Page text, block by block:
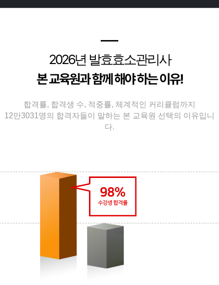
━
2026년 발효효소관리사
본 교육원과 함께 해야 하는 이유!
합격률, 합격생 수, 적중률, 체계적인 커리큘럼까지
12만3031명의 합격자들이 말하는 본 교육원 선택의 이유입니
다.